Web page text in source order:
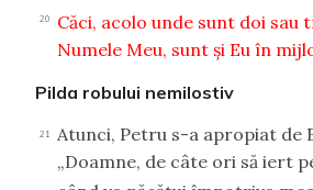
20 Căci, acolo unde sunt doi sau
Numele Meu, sunt şi Eu în
Pilda robului nemilostiv
21
Atunci, Petru s-a apropiat de
„Doamne, de câte ori să iert